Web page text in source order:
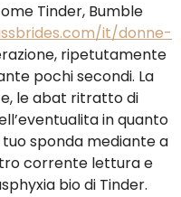
Tinder, Bumble
it/donne-
ripetutamente
pochi secondi. La
le abat ritratto di
in quanto
sponda mediante a
corrente lettura e
bio di Tinder.